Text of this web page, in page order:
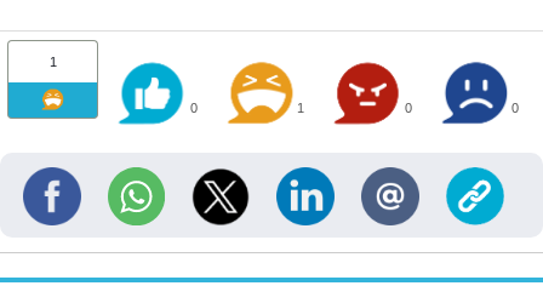
1
0 1 0 0